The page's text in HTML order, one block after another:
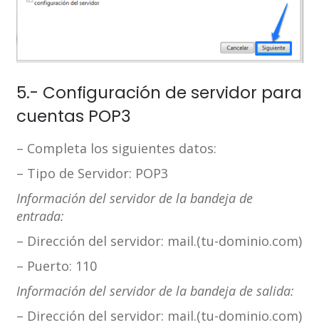
5.- Configuración de servidor para
cuentas POP3
– Completa los siguientes datos:
– Tipo de Servidor: POP3
Información del servidor de la bandeja de
entrada:
– Dirección del servidor: mail.(tu-dominio.com)
– Puerto: 110
Información del servidor de la bandeja de salida:
– Dirección del servidor: mail.(tu-dominio.com)